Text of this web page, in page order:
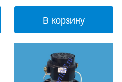
В корзину